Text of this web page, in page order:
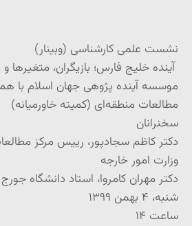
نشست علمی کارشناسی (وبینار)
آینده خلیج فارس؛ بازیگران، متغیرها و
موسسه آینده پژوهی جهان اسلام با
مطالعات منطقه‌ای (کمیته خاورمیانه)
سخنرانان
دکتر کاظم سجادپور، رییس مرکز
وزارت امور خارجه
دکتر مهران کامروا، استاد دانشگاه
شنبه، ۴ بهمن ۱۳۹۹
ساعت ۱۴